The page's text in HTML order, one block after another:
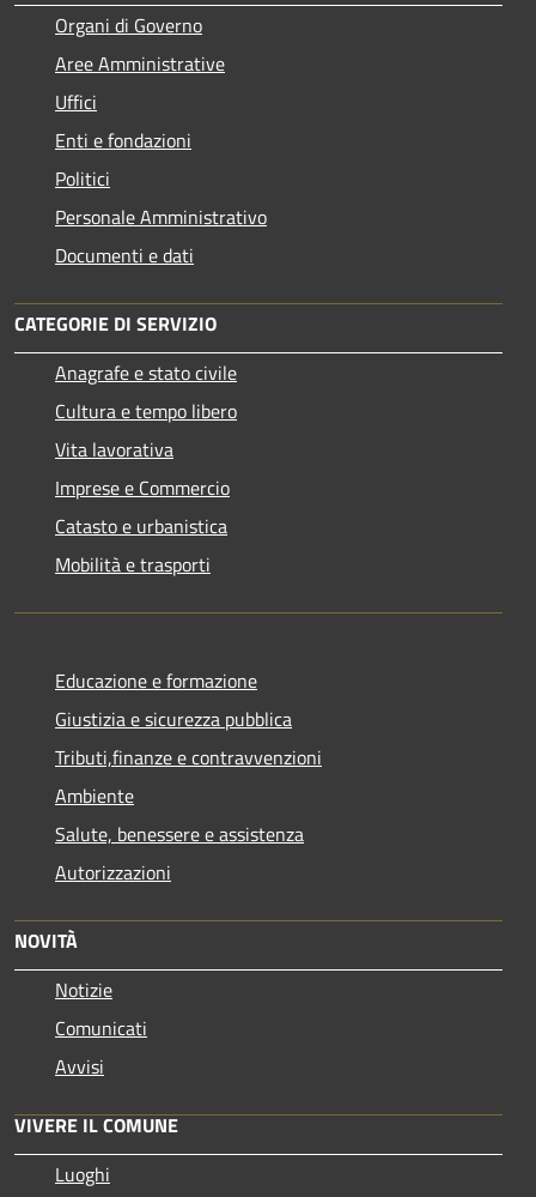
Organi di Governo
Aree Amministrative
Uffici
Enti e fondazioni
Politici
Personale Amministrativo
Documenti e dati
CATEGORIE DI SERVIZIO
Anagrafe e stato civile
Cultura e tempo libero
Vita lavorativa
Imprese e Commercio
Catasto e urbanistica
Mobilità e trasporti
Educazione e formazione
Giustizia e sicurezza pubblica
Tributi,finanze e contravvenzioni
Ambiente
Salute, benessere e assistenza
Autorizzazioni
NOVITÀ
Notizie
Comunicati
Avvisi
VIVERE IL COMUNE
Luoghi